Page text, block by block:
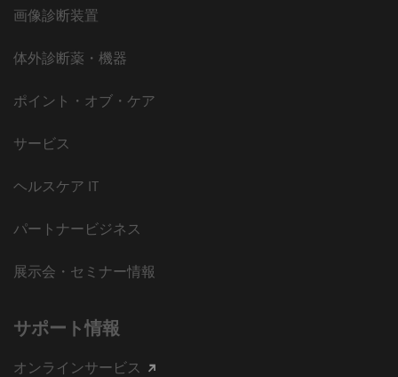
画像診断装置
体外診断薬・機器
ポイント・オブ・ケア
サービス
ヘルスケア IT
パートナービジネス
展示会・セミナー情報
サポート情報
オンラインサービス